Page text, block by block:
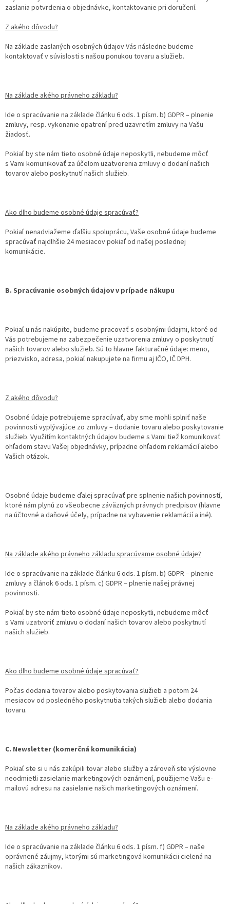
zaslania potvrdenia o objednávke, kontaktovanie pri doručení.
Z akého dôvodu?
Na základe zaslaných osobných údajov Vás následne budeme
kontaktovať v súvislosti s našou ponukou tovaru a služieb.
Na základe akého právneho základu?
Ide o spracúvanie na základe článku 6 ods. 1 písm. b) GDPR – plnenie
zmluvy, resp. vykonanie opatrení pred uzavretím zmluvy na Vašu
žiadosť.
Pokiaľ by ste nám tieto osobné údaje neposkytli, nebudeme môcť
s Vami komunikovať za účelom uzatvorenia zmluvy o dodaní našich
tovarov alebo poskytnutí našich služieb.
Ako dlho budeme osobné údaje spracúvať?
Pokiaľ nenadviažeme ďalšiu spoluprácu, Vaše osobné údaje budeme
spracúvať najdlhšie 24 mesiacov pokiaľ od našej poslednej
komunikácie.
B. Spracúvanie osobných údajov v prípade nákupu
Pokiaľ u nás nakúpite, budeme pracovať s osobnými údajmi, ktoré od
Vás potrebujeme na zabezpečenie uzatvorenia zmluvy o poskytnutí
našich tovarov alebo služieb. Sú to hlavne fakturačné údaje: meno,
priezvisko, adresa, pokiaľ nakupujete na firmu aj IČO, IČ DPH.
Z akého dôvodu?
Osobné údaje potrebujeme spracúvať, aby sme mohli splniť naše
povinnosti vyplývajúce zo zmluvy – dodanie tovaru alebo poskytovanie
služieb. Využitím kontaktných údajov budeme s Vami tiež komunikovať
ohľadom stavu Vašej objednávky, prípadne ohľadom reklamácií alebo
Vašich otázok.
Osobné údaje budeme ďalej spracúvať pre splnenie našich povinností,
ktoré nám plynú zo všeobecne záväzných právnych predpisov (hlavne
na účtovné a daňové účely, prípadne na vybavenie reklamácií a iné).
Na základe akého právneho základu spracúvame osobné údaje?
Ide o spracúvanie na základe článku 6 ods. 1 písm. b) GDPR – plnenie
zmluvy a článok 6 ods. 1 písm. c) GDPR – plnenie našej právnej
povinnosti.
Pokiaľ by ste nám tieto osobné údaje neposkytli, nebudeme môcť
s Vami uzatvoriť zmluvu o dodaní našich tovarov alebo poskytnutí
našich služieb.
Ako dlho budeme osobné údaje spracúvať?
Počas dodania tovarov alebo poskytovania služieb a potom 24
mesiacov od posledného poskytnutia takých služieb alebo dodania
tovaru.
C. Newsletter (komerčná komunikácia)
Pokiaľ ste si u nás zakúpili tovar alebo služby a zároveň ste výslovne
neodmietli zasielanie marketingových oznámení, použijeme Vašu e-
mailovú adresu na zasielanie našich marketingových oznámení.
Na základe akého právneho základu?
Ide o spracúvanie na základe článku 6 ods. 1 písm. f) GDPR – naše
oprávnené záujmy, ktorými sú marketingová komunikácii cielená na
našich zákazníkov.